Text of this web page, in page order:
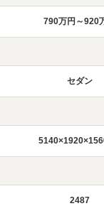
790万円～920
セダン
2487